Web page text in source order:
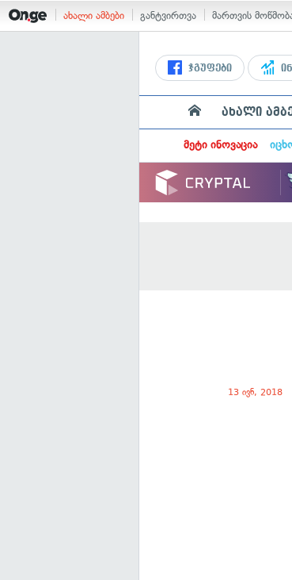
ახალი ამბები განტვირთვა მართვის
ჯგუფები
ახალი
მეტი ინოვაცია
13 ივნ, 2018